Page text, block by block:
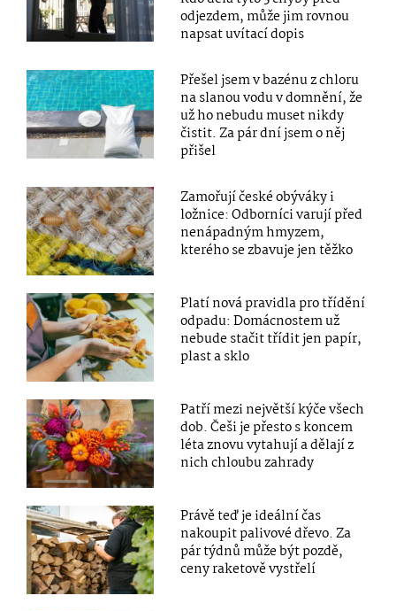
odjezdem, může jim rovnou
napsat uvítací dopis
Přešel jsem v bazénu z chloru
na slanou vodu v domnění, že
už ho nebudu muset nikdy
čistit. Za pár dní jsem o něj
přišel
Zamořují české obýváky i
ložnice: Odborníci varují před
nenápadným hmyzem,
kterého se zbavuje jen těžko
Platí nová pravidla pro třídění
odpadu: Domácnostem už
nebude stačit třídit jen papír,
plast a sklo
Patří mezi největší kýče všech
dob. Češi je přesto s koncem
léta znovu vytahují a dělají z
nich chloubu zahrady
Právě teď je ideální čas
nakoupit palivové dřevo. Za
pár týdnů může být pozdě,
ceny raketově vystřelí